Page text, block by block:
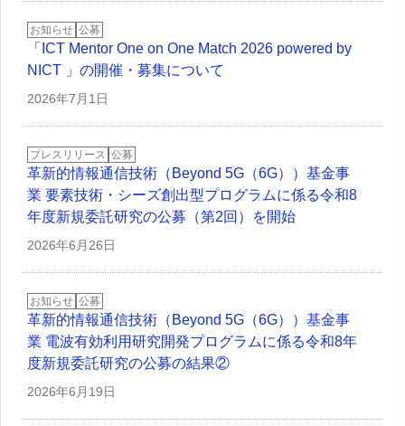
お知らせ 公募
「ICT Mentor One on One Match 2026 powered by
NICT 」の開催・募集について
2026年7月1日
プレスリリース 公募
革新的情報通信技術（Beyond 5G（6G））基金事
業 要素技術・シーズ創出型プログラムに係る令和8
年度新規委託研究の公募（第2回）を開始
2026年6月26日
お知らせ 公募
革新的情報通信技術（Beyond 5G（6G））基金事
業 電波有効利用研究開発プログラムに係る令和8年
度新規委託研究の公募の結果②
2026年6月19日